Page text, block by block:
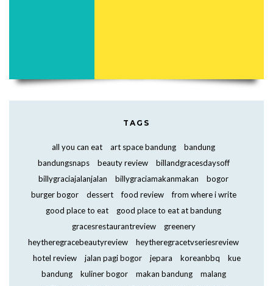
TAGS
all you can eat art space bandung
bandung
bandungsnaps
beauty review
billandgracesdaysoff
billygraciajalanjalan
billygraciamakanmakan
bogor
burger bogor
dessert food review
from where i write
good place to eat
good place to eat at bandung
gracesrestaurantreview
greenery
heytheregracebeautyreview
heytheregracetvseriesreview
hotel review
jalan pagi bogor jepara koreanbbq
kue
bandung
kuliner bogor makan bandung
malang